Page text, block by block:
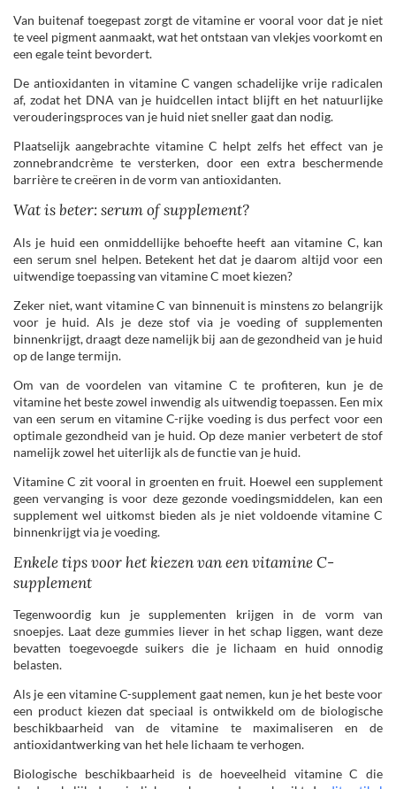
Van buitenaf toegepast zorgt de vitamine er vooral voor dat je niet
te veel pigment aanmaakt, wat het ontstaan van vlekjes voorkomt en
een egale teint bevordert.
De antioxidanten in vitamine C vangen schadelijke vrije radicalen
af, zodat het DNA van je huidcellen intact blijft en het natuurlijke
verouderingsproces van je huid niet sneller gaat dan nodig.
Plaatselijk aangebrachte vitamine C helpt zelfs het effect van je
zonnebrandcrème te versterken, door een extra beschermende
barrière te creëren in de vorm van antioxidanten.
Wat is beter: serum of supplement?
Als je huid een onmiddellijke behoefte heeft aan vitamine C, kan
een serum snel helpen. Betekent het dat je daarom altijd voor een
uitwendige toepassing van vitamine C moet kiezen?
Zeker niet, want vitamine C van binnenuit is minstens zo belangrijk
voor je huid. Als je deze stof via je voeding of supplementen
binnenkrijgt, draagt deze namelijk bij aan de gezondheid van je huid
op de lange termijn.
Om van de voordelen van vitamine C te profiteren, kun je de
vitamine het beste zowel inwendig als uitwendig toepassen. Een mix
van een serum en vitamine C-rijke voeding is dus perfect voor een
optimale gezondheid van je huid. Op deze manier verbetert de stof
namelijk zowel het uiterlijk als de functie van je huid.
Vitamine C zit vooral in groenten en fruit. Hoewel een supplement
geen vervanging is voor deze gezonde voedingsmiddelen, kan een
supplement wel uitkomst bieden als je niet voldoende vitamine C
binnenkrijgt via je voeding.
Enkele tips voor het kiezen van een vitamine C-
supplement
Tegenwoordig kun je supplementen krijgen in de vorm van
snoepjes. Laat deze gummies liever in het schap liggen, want deze
bevatten toegevoegde suikers die je lichaam en huid onnodig
belasten.
Als je een vitamine C-supplement gaat nemen, kun je het beste voor
een product kiezen dat speciaal is ontwikkeld om de biologische
beschikbaarheid van de vitamine te maximaliseren en de
antioxidantwerking van het hele lichaam te verhogen.
Biologische beschikbaarheid is de hoeveelheid vitamine C die